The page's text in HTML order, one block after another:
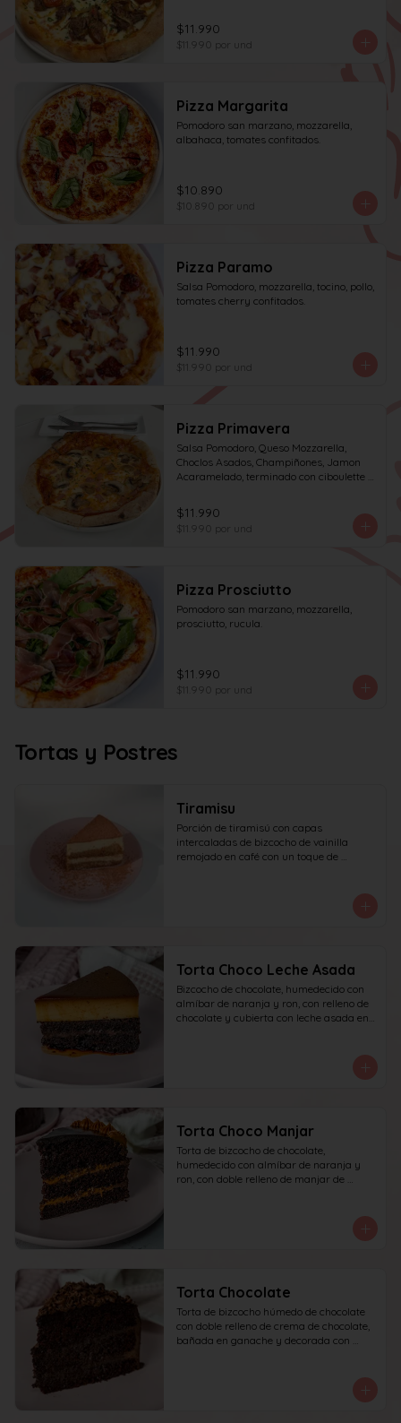
$11.990
$11.990 por und
Pizza Margarita
Pomodoro san marzano, mozzarella,
albahaca, tomates confitados.
$10.890
$10.890 por und
Pizza Paramo
Salsa Pomodoro, mozzarella, tocino, pollo,
tomates cherry confitados.
$11.990
$11.990 por und
Pizza Primavera
Salsa Pomodoro, Queso Mozzarella,
Choclos Asados, Champiñones, Jamon
Acaramelado, terminado con ciboulette y
$11.990
$11.990 por und
Pizza Prosciutto
Pomodoro san marzano, mozzarella,
prosciutto, rucula.
$11.990
$11.990 por und
Tortas y Postres
Tiramisu
Porción de tiramisú con capas
intercaladas de bizcocho de vainilla
remojado en café con un toque de
Torta Choco Leche Asada
Bizcocho de chocolate, humedecido con
almíbar de naranja y ron, con relleno de
chocolate y cubierta con leche asada en
Torta Choco Manjar
Torta de bizcocho de chocolate,
humedecido con almíbar de naranja y
ron, con doble relleno de manjar de
Torta Chocolate
Torta de bizcocho húmedo de chocolate
con doble relleno de crema de chocolate,
bañada en ganache y decorada con